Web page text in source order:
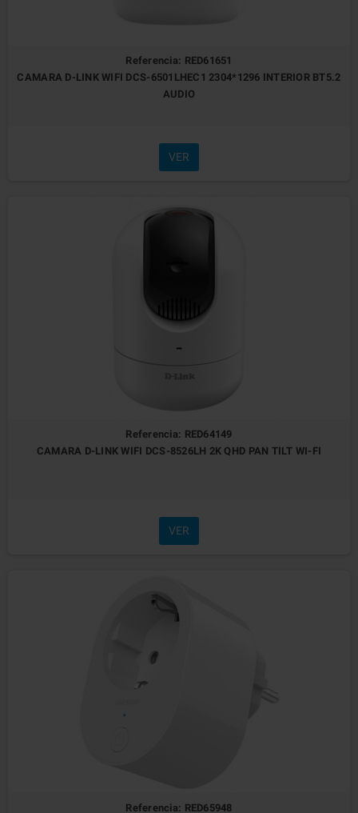
Referencia: RED61651
CAMARA D-LINK WIFI DCS-6501LHEC1 2304*1296 INTERIOR BT5.2
AUDIO
VER
Referencia: RED64149
CAMARA D-LINK WIFI DCS-8526LH 2K QHD PAN TILT WI-FI
VER
Referencia: RED65948